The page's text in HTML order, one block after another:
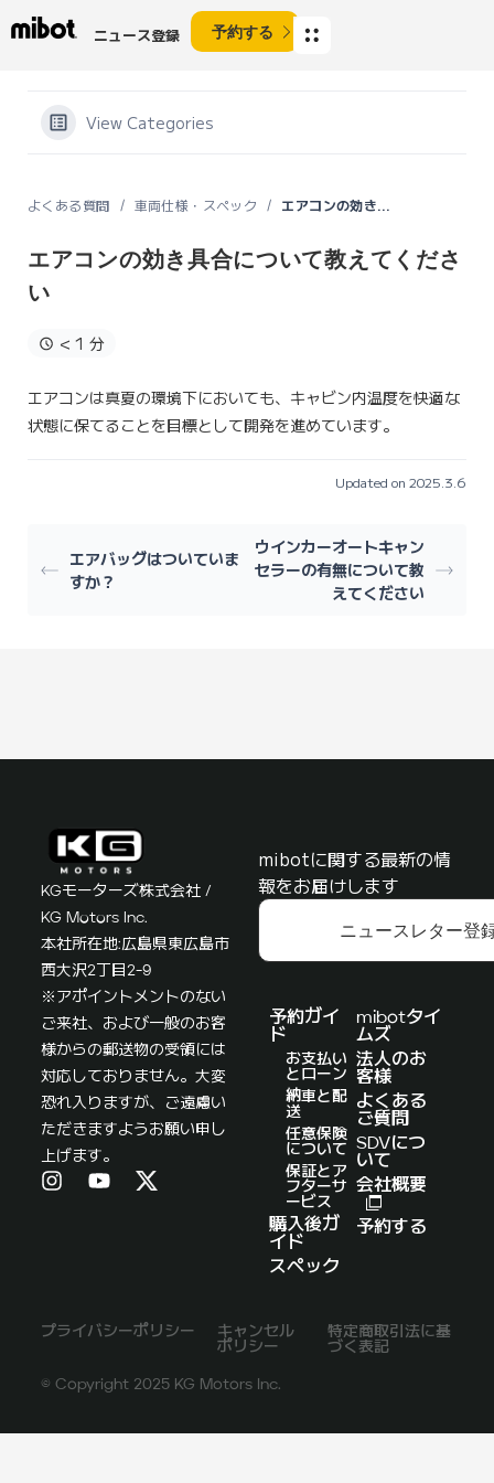
ニュース登録 予約する
View Categories
よくある質問 車両仕様・スペック エアコンの効き具合について教えてください
エアコンの効き具合について教えてくださ
い
< 1 分
エアコンは真夏の環境下においても、キャビン内温度を快適な
状態に保てることを目標として開発を進めています。
Updated on 2025.3.6
エアバッグはついていま
すか？
ウインカーオートキャン
セラーの有無について教
えてください
KGモーターズ株式会社 /
KG Motors Inc.
本社所在地:広島県東広島市
西大沢2丁目2-9
※アポイントメントのない
ご来社、および一般のお客
様からの郵送物の受領には
対応しておりません。大変
恐れ入りますが、ご遠慮い
ただきますようお願い申し
上げます。
mibotに関する最新の情
報をお届けします
ニュースレター登
予約ガイ
ド
お支払い
とローン
納車と配
送
任意保険
について
保証とア
フターサ
ービス
購入後ガ
イド
スペック
mibotタイ
ムズ
法人のお
客様
よくある
ご質問
SDVにつ
いて
会社概要
予約する
プライバシーポリシー
キャンセル
ポリシー
特定商取引法に基
づく表記
© Copyright 2025 KG Motors Inc.